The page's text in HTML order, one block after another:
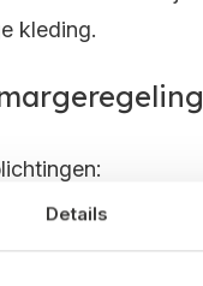
Details
kleding.
daarvan